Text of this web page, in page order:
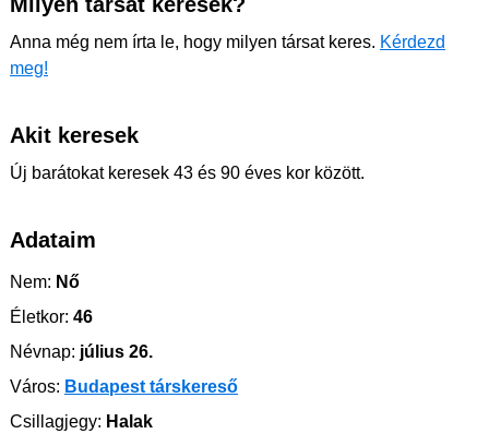
Anna még nem írta le, hogy milyen társat keres. Kérdezd
meg!
Akit keresek
Új barátokat keresek 43 és 90 éves kor között.
Adataim
Nem: Nő
Életkor: 46
Névnap: július 26.
Város: Budapest társkereső
Csillagjegy: Halak